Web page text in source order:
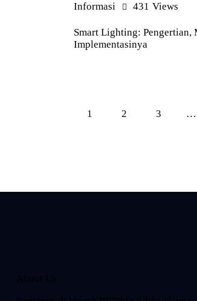
Informasi 431 Views
Smart Lighting: Pengertian,
Implementasinya
1 2 3 …>